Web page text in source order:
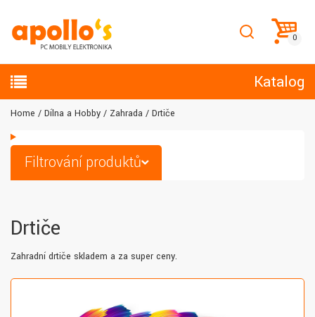
Katalog
Home Dílna a Hobby Zahrada Drtiče
Filtrování produktů
Drtiče
Zahradní drtiče skladem a za super ceny.